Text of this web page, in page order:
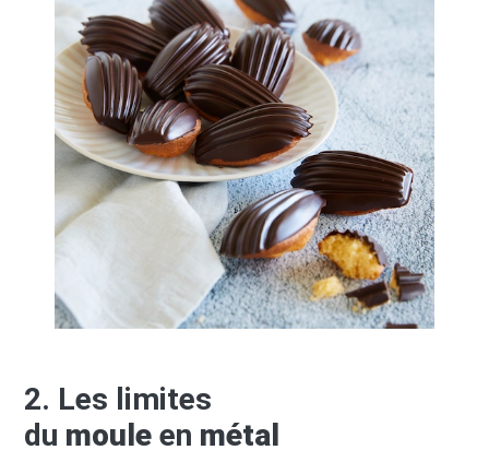
2. Les limites
du moule en métal